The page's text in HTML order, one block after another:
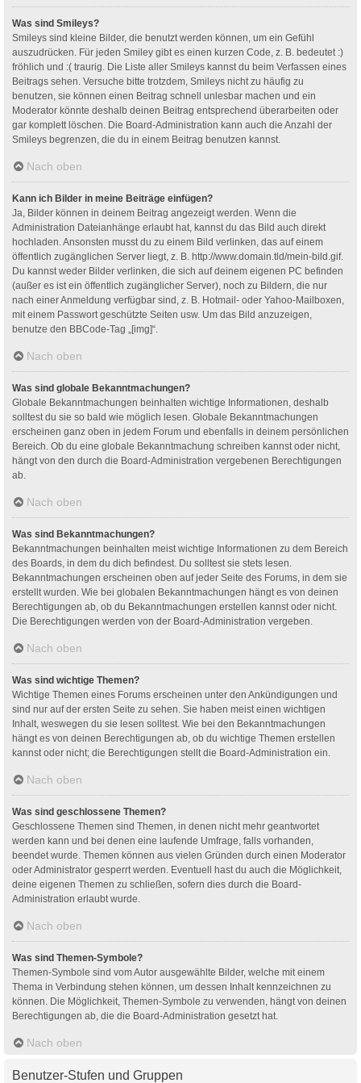
Was sind Smileys?
Smileys sind kleine Bilder, die benutzt werden können, um ein Gefühl
auszudrücken. Für jeden Smiley gibt es einen kurzen Code, z. B. bedeutet :)
fröhlich und :( traurig. Die Liste aller Smileys kannst du beim Verfassen eines
Beitrags sehen. Versuche bitte trotzdem, Smileys nicht zu häufig zu
benutzen, sie können einen Beitrag schnell unlesbar machen und ein
Moderator könnte deshalb deinen Beitrag entsprechend überarbeiten oder
gar komplett löschen. Die Board-Administration kann auch die Anzahl der
Smileys begrenzen, die du in einem Beitrag benutzen kannst.
Nach oben
Kann ich Bilder in meine Beiträge einfügen?
Ja, Bilder können in deinem Beitrag angezeigt werden. Wenn die
Administration Dateianhänge erlaubt hat, kannst du das Bild auch direkt
hochladen. Ansonsten musst du zu einem Bild verlinken, das auf einem
öffentlich zugänglichen Server liegt, z. B. http://www.domain.tld/mein-bild.gif.
Du kannst weder Bilder verlinken, die sich auf deinem eigenen PC befinden
(außer es ist ein öffentlich zugänglicher Server), noch zu Bildern, die nur
nach einer Anmeldung verfügbar sind, z. B. Hotmail- oder Yahoo-Mailboxen,
mit einem Passwort geschützte Seiten usw. Um das Bild anzuzeigen,
benutze den BBCode-Tag „[img]“.
Nach oben
Was sind globale Bekanntmachungen?
Globale Bekanntmachungen beinhalten wichtige Informationen, deshalb
solltest du sie so bald wie möglich lesen. Globale Bekanntmachungen
erscheinen ganz oben in jedem Forum und ebenfalls in deinem persönlichen
Bereich. Ob du eine globale Bekanntmachung schreiben kannst oder nicht,
hängt von den durch die Board-Administration vergebenen Berechtigungen
ab.
Nach oben
Was sind Bekanntmachungen?
Bekanntmachungen beinhalten meist wichtige Informationen zu dem Bereich
des Boards, in dem du dich befindest. Du solltest sie stets lesen.
Bekanntmachungen erscheinen oben auf jeder Seite des Forums, in dem sie
erstellt wurden. Wie bei globalen Bekanntmachungen hängt es von deinen
Berechtigungen ab, ob du Bekanntmachungen erstellen kannst oder nicht.
Die Berechtigungen werden von der Board-Administration vergeben.
Nach oben
Was sind wichtige Themen?
Wichtige Themen eines Forums erscheinen unter den Ankündigungen und
sind nur auf der ersten Seite zu sehen. Sie haben meist einen wichtigen
Inhalt, weswegen du sie lesen solltest. Wie bei den Bekanntmachungen
hängt es von deinen Berechtigungen ab, ob du wichtige Themen erstellen
kannst oder nicht; die Berechtigungen stellt die Board-Administration ein.
Nach oben
Was sind geschlossene Themen?
Geschlossene Themen sind Themen, in denen nicht mehr geantwortet
werden kann und bei denen eine laufende Umfrage, falls vorhanden,
beendet wurde. Themen können aus vielen Gründen durch einen Moderator
oder Administrator gesperrt werden. Eventuell hast du auch die Möglichkeit,
deine eigenen Themen zu schließen, sofern dies durch die Board-
Administration erlaubt wurde.
Nach oben
Was sind Themen-Symbole?
Themen-Symbole sind vom Autor ausgewählte Bilder, welche mit einem
Thema in Verbindung stehen können, um dessen Inhalt kennzeichnen zu
können. Die Möglichkeit, Themen-Symbole zu verwenden, hängt von deinen
Berechtigungen ab, die die Board-Administration gesetzt hat.
Nach oben
Benutzer-Stufen und Gruppen